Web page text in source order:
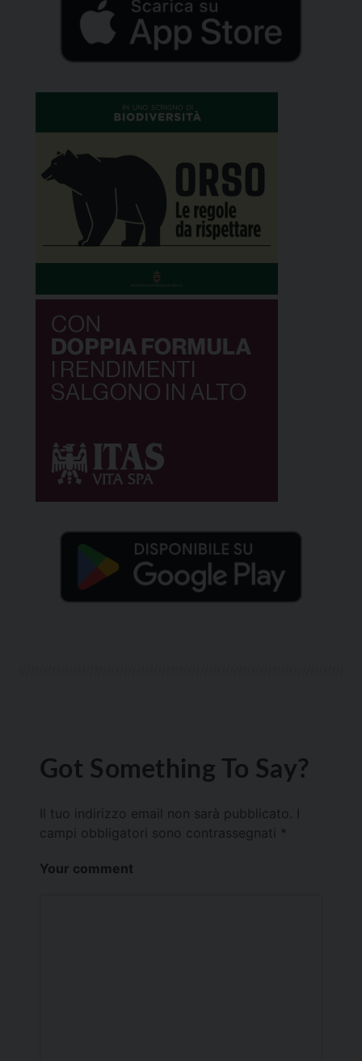
Got Something To Say?
Il tuo indirizzo email non sarà pubblicato.
campi obbligatori sono contrassegnati *
Your comment